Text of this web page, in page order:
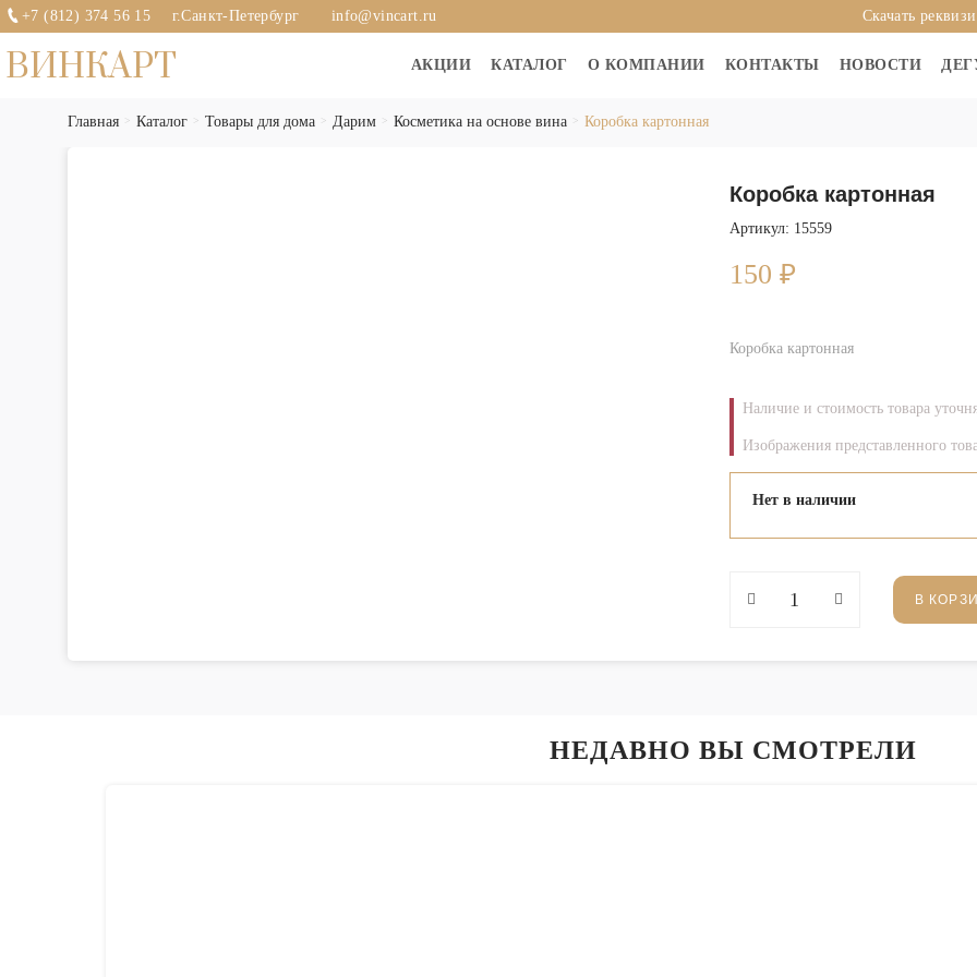
+7 (812) 374 56 15 г.Санкт-Петербург info@vincart.ru Скачать
ВИНКАРТ АКЦИИ КАТАЛОГ О КОМПАНИИ КОНТАКТЫ НОВОСТИ
Главная Каталог Товары для дома Дарим Косметика на основе вина Коробка картонная
Коробка картонная
Артикул: 15559
150 ₽
Коробка картонная
Наличие и стоимость товара
Изображения представленного
Нет в наличии
В
НЕДАВНО ВЫ СМОТРЕЛИ